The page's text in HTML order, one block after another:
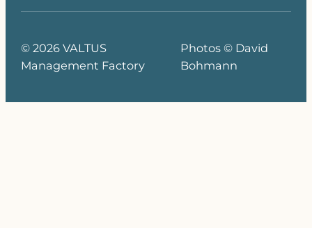
© 2026 VALTUS
Management Factory
Photos © David
Bohmann